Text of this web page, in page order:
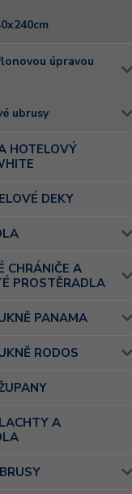
úpravou
ubrusy
HOTELOVÝ
DEKY
CHRÁNIČE A
PROSTĚRADLA
PANAMA
RODOS
A